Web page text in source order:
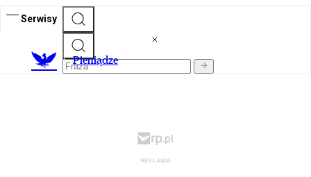
Serwisy
Pieniądze